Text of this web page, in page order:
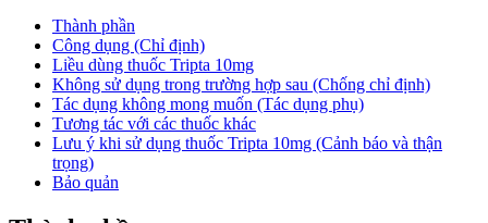
Thành phần
Công dụng (Chỉ định)
Liều dùng thuốc Tripta 10mg
Không sử dụng trong trường hợp sau (Chống chỉ định)
Tác dụng không mong muốn (Tác dụng phụ)
Tương tác với các thuốc khác
Lưu ý khi sử dụng thuốc Tripta 10mg (Cảnh báo và thận
trọng)
Bảo quản